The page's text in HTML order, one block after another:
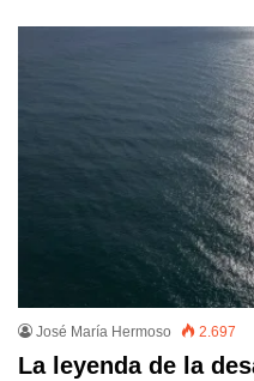
José María Hermoso 2.697
La leyenda de la